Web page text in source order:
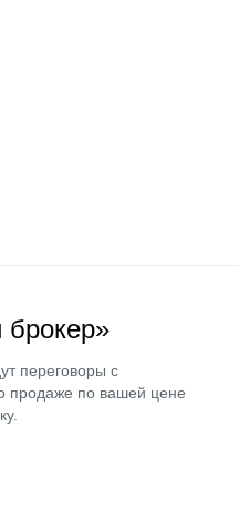
переговоры с
продаже по вашей цене